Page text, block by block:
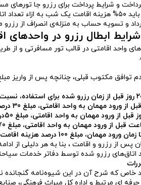
و شرایط پرداخت برای رزرو جا
و تسویه حساب به منزله‌ی انصراف از
ابطال رزرو در واحدهای
واحد اقامتی در قالب تور مسافرتی و از
توافق مکتوب قبلی، چنانچه پس از واریز
خاص که شرح آن در این شیوه‌نامه
ای مرتبط و اداره کل میراث فرهنگی،